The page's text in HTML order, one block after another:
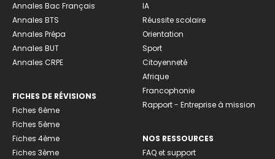
Annales Bac Français
Annales BTS
Annales Prépa
Annales BUT
Annales CRPE
FICHES DE RÉVISIONS
Fiches 6ème
Fiches 5ème
Fiches 4ème
Fiches 3ème
IA
Réussite scolaire
Orientation
Sport
Citoyenneté
Afrique
Francophonie
Rapport - Entreprise à mission
NOS RESSOURCES
FAQ et support